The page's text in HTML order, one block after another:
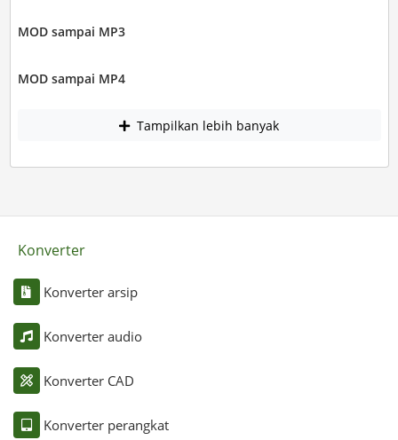
MOD sampai MP3
MOD sampai MP4
Tampilkan lebih banyak
Konverter
Konverter arsip
Konverter audio
Konverter CAD
Konverter perangkat